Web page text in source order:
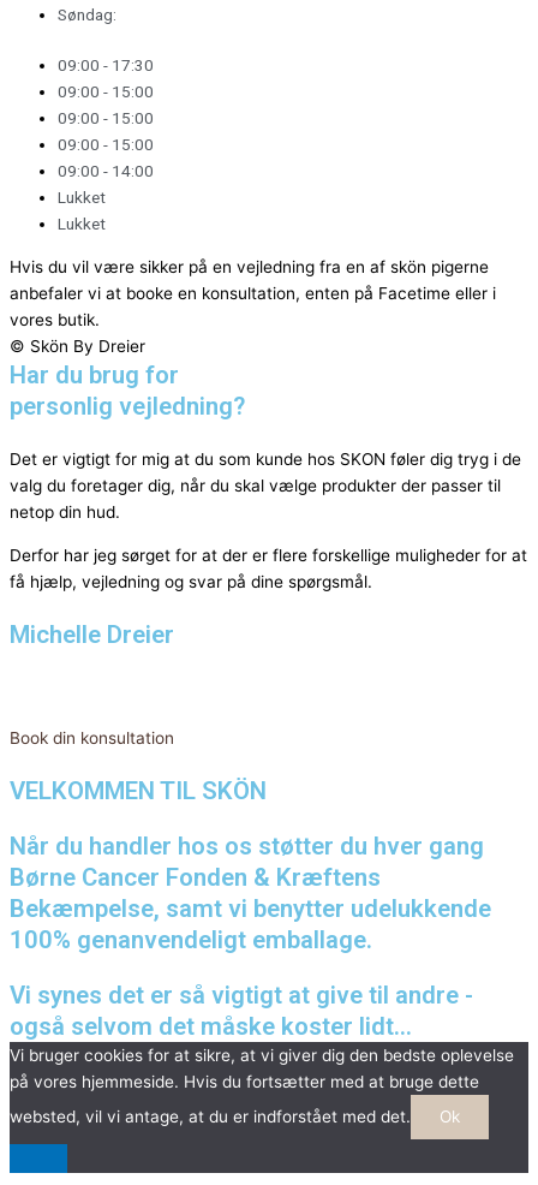
Søndag:
09:00 - 17:30
09:00 - 15:00
09:00 - 15:00
09:00 - 15:00
09:00 - 14:00
Lukket
Lukket
Hvis du vil være sikker på en vejledning fra en af skön pigerne
anbefaler vi at booke en konsultation, enten på Facetime eller i
vores butik.
© Skön By Dreier
Har du brug for
personlig vejledning?
Det er vigtigt for mig at du som kunde hos SKON føler dig tryg i de
valg du foretager dig, når du skal vælge produkter der passer til
netop din hud.
Derfor har jeg sørget for at der er flere forskellige muligheder for at
få hjælp, vejledning og svar på dine spørgsmål.
Michelle Dreier
Book din konsultation
VELKOMMEN TIL SKÖN
Når du handler hos os støtter du hver gang
Børne Cancer Fonden & Kræftens
Bekæmpelse, samt vi benytter udelukkende
100% genanvendeligt emballage.
Vi synes det er så vigtigt at give til andre -
også selvom det måske koster lidt...
Vi bruger cookies for at sikre, at vi giver dig den bedste oplevelse
på vores hjemmeside. Hvis du fortsætter med at bruge dette
websted, vil vi antage, at du er indforstået med det.
Ok